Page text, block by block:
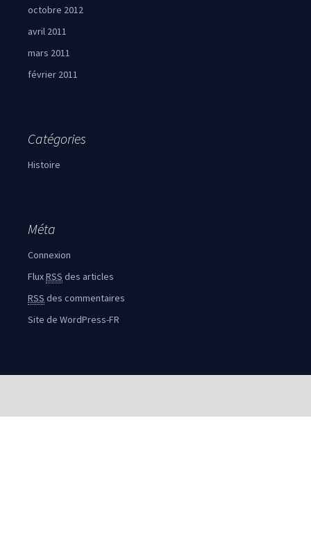
octobre 2012
avril 2011
mars 2011
février 2011
Catégories
Histoire
Méta
Connexion
FluxRSS des articles
RSS des commentaires
Site de WordPress-FR